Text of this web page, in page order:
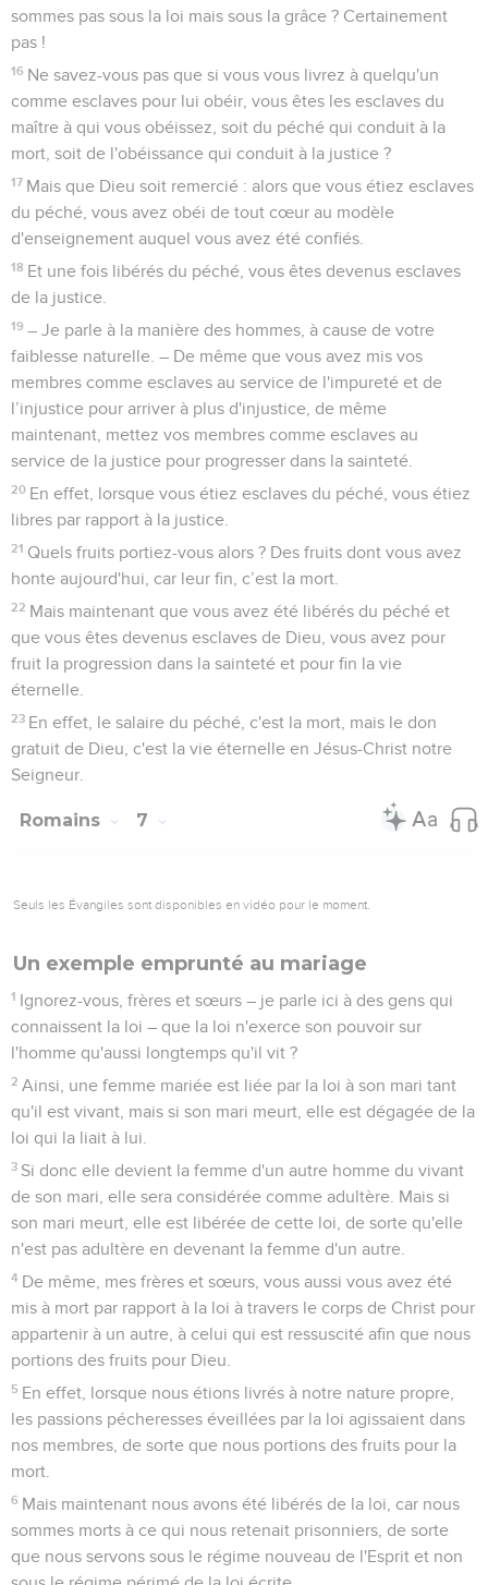
sommes pas sous la loi mais sous la grâce ? Certainement
pas !
16 Ne savez-vous pas que si vous vous livrez à quelqu'un
comme esclaves pour lui obéir, vous êtes les esclaves du
maître à qui vous obéissez, soit du péché qui conduit à la
mort, soit de l'obéissance qui conduit à la justice ?
17 Mais que Dieu soit remercié : alors que vous étiez esclaves
du péché, vous avez obéi de tout cœur au modèle
d'enseignement auquel vous avez été confiés.
18 Et une fois libérés du péché, vous êtes devenus esclaves
de la justice.
19 – Je parle à la manière des hommes, à cause de votre
faiblesse naturelle. – De même que vous avez mis vos
membres comme esclaves au service de l'impureté et de
l’injustice pour arriver à plus d'injustice, de même
maintenant, mettez vos membres comme esclaves au
service de la justice pour progresser dans la sainteté.
20 En effet, lorsque vous étiez esclaves du péché, vous étiez
libres par rapport à la justice.
21 Quels fruits portiez-vous alors ? Des fruits dont vous avez
honte aujourd'hui, car leur fin, c’est la mort.
22 Mais maintenant que vous avez été libérés du péché et
que vous êtes devenus esclaves de Dieu, vous avez pour
fruit la progression dans la sainteté et pour fin la vie
éternelle.
23 En effet, le salaire du péché, c'est la mort, mais le don
gratuit de Dieu, c'est la vie éternelle en Jésus-Christ notre
Seigneur.
Romains 7
Seuls les Évangiles sont disponibles en vidéo pour le moment.
Un exemple emprunté au mariage
1 Ignorez-vous, frères et sœurs – je parle ici à des gens qui
connaissent la loi – que la loi n'exerce son pouvoir sur
l'homme qu'aussi longtemps qu'il vit ?
2 Ainsi, une femme mariée est liée par la loi à son mari tant
qu'il est vivant, mais si son mari meurt, elle est dégagée de la
loi qui la liait à lui.
3 Si donc elle devient la femme d'un autre homme du vivant
de son mari, elle sera considérée comme adultère. Mais si
son mari meurt, elle est libérée de cette loi, de sorte qu'elle
n'est pas adultère en devenant la femme d'un autre.
4 De même, mes frères et sœurs, vous aussi vous avez été
mis à mort par rapport à la loi à travers le corps de Christ pour
appartenir à un autre, à celui qui est ressuscité afin que nous
portions des fruits pour Dieu.
5 En effet, lorsque nous étions livrés à notre nature propre,
les passions pécheresses éveillées par la loi agissaient dans
nos membres, de sorte que nous portions des fruits pour la
mort.
6 Mais maintenant nous avons été libérés de la loi, car nous
sommes morts à ce qui nous retenait prisonniers, de sorte
que nous servons sous le régime nouveau de l'Esprit et non